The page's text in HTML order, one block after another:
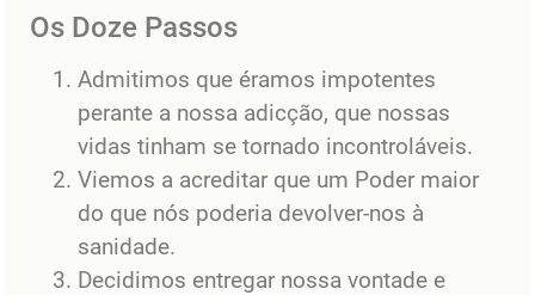
Os Doze Passos
Admitimos que éramos impotentes
perante a nossa adicção, que nossas
vidas tinham se tornado incontroláveis.
Viemos a acreditar que um Poder maior
do que nós poderia devolver-nos à
sanidade.
Decidimos entregar nossa vontade e